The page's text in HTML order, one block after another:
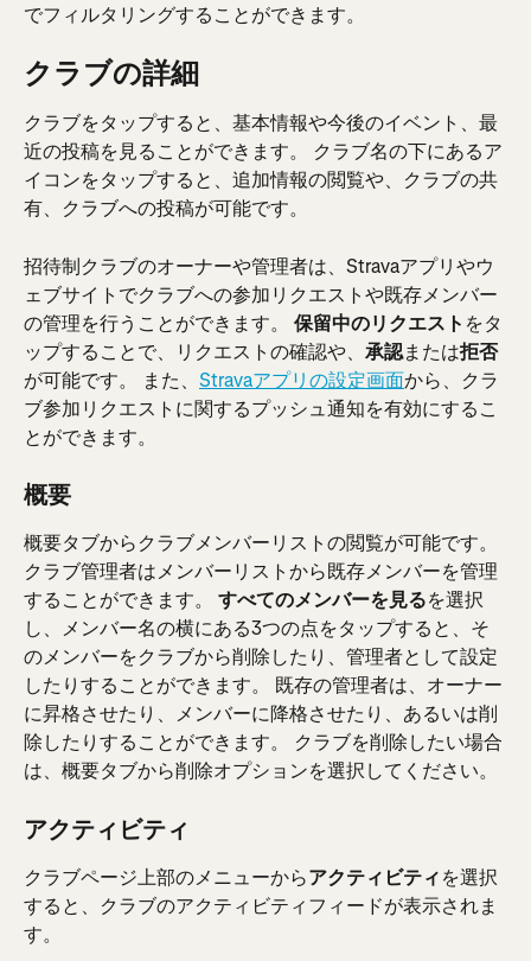
でフィルタリングすることができます。
クラブの詳細
クラブをタップすると、基本情報や今後のイベント、最
近の投稿を見ることができます。 クラブ名の下にあるア
イコンをタップすると、追加情報の閲覧や、クラブの共
有、クラブへの投稿が可能です。
招待制クラブのオーナーや管理者は、Stravaアプリやウ
ェブサイトでクラブへの参加リクエストや既存メンバー
の管理を行うことができます。 保留中のリクエスト をタ
ップすることで、リクエストの確認や、 承認または拒否
が可能です。 また、 Stravaアプリの設定画面から、クラ
ブ参加リクエストに関するプッシュ通知を有効にするこ
とができます。
概要
概要タブからクラブメンバーリストの閲覧が可能です。
クラブ管理者はメンバーリストから既存メンバーを管理
することができます。 すべてのメンバーを見るを選択
し、メンバー名の横にある3つの点をタップすると、そ
のメンバーをクラブから削除したり、管理者として設定
したりすることができます。 既存の管理者は、オーナー
に昇格させたり、メンバーに降格させたり、あるいは削
除したりすることができます。 クラブを削除したい場合
は、概要タブから削除オプションを選択してください。
アクティビティ
クラブページ上部のメニューからアクティビティを選択
すると、クラブのアクティビティフィードが表示されま
す。